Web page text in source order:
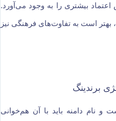
بیشتری را به وجود می‌آورد.
بهتر است به تفاوت‌های فرهنگی نیز
و نام دامنه باید با آن هم‌خوانی